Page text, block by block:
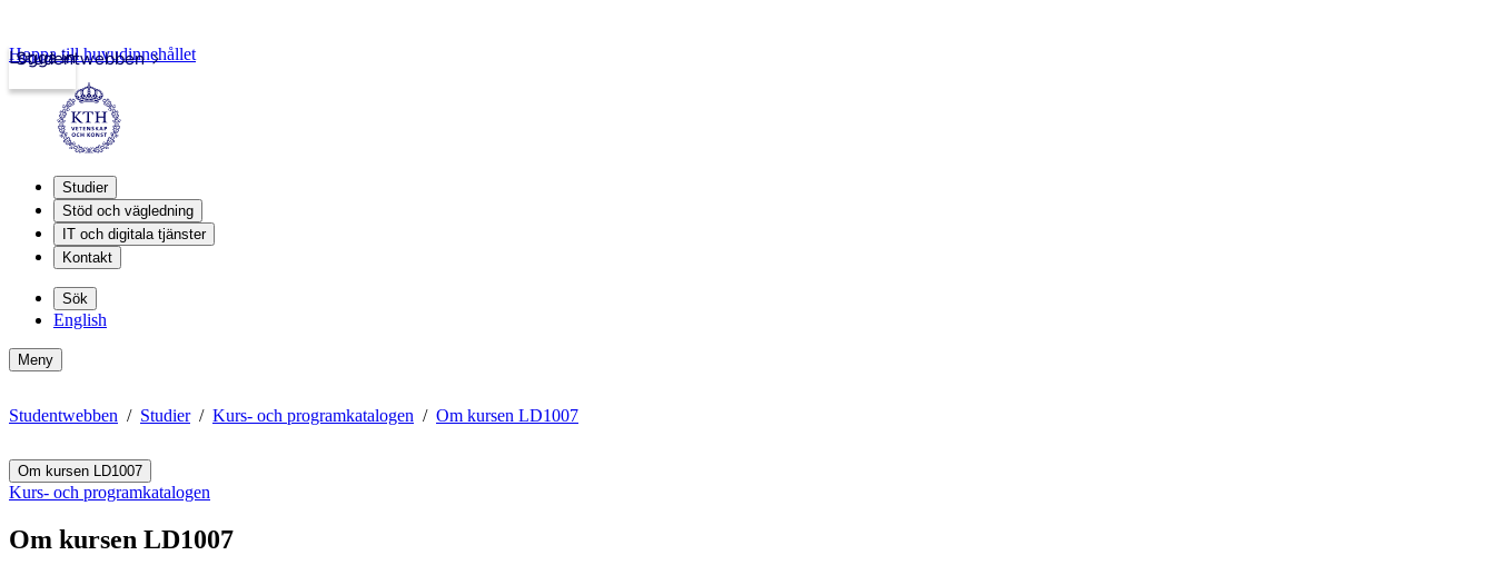
Studentwebben
Logga in
Hoppa till huvudinnehållet
Studier
Stöd och vägledning
IT och digitala tjänster
Kontakt
Sök
English
Meny
Studentwebben Studier Kurs- och programkatalogen Om kursen LD1007
Om kursen LD1007
Kurs- och programkatalogen
Om kursen LD1007